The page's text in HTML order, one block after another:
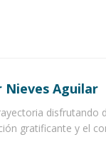
Nieves Aguilar
disfrutando
gratificante y el